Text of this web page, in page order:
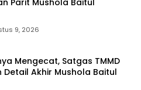
Parit Mushola Baitul
9, 2026
Mengecat, Satgas TMMD
Detail Akhir Mushola Baitul